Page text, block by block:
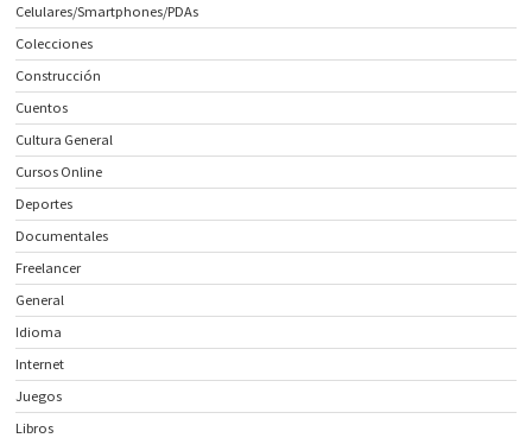
Celulares/Smartphones/PDAs
Colecciones
Construcción
Cuentos
Cultura General
Cursos Online
Deportes
Documentales
Freelancer
General
Idioma
Internet
Juegos
Libros